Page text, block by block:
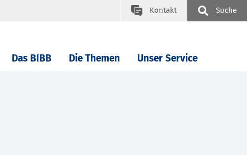
Kontakt Suche
Das BIBB Die Themen Unser Service